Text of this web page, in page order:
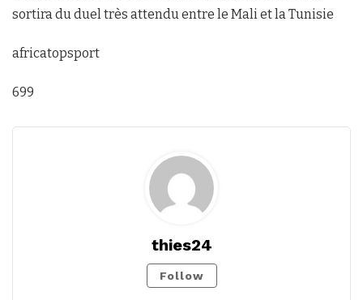
sortira du duel très attendu entre le Mali et la Tunisie
africatopsport
699
thies24
Follow